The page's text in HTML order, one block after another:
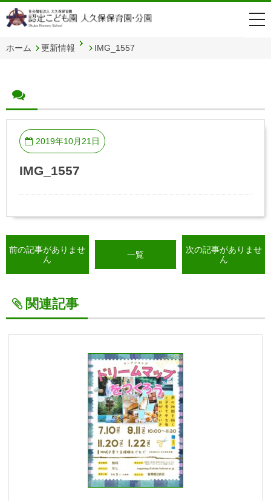
ホーム 更新情報 IMG_1557
2019年10月21日
IMG_1557
前の記事がありませ
ん
一覧
次の記事がありませ
ん
関連記事